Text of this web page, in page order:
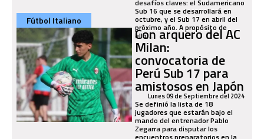
desafíos claves: el Sudamericano
Sub 16 que se desarrollará en
octubre, y el Sub 17 en abril del
próximo año. A propósito de
ello,...
Fútbol Italiano
Con arquero del AC
Milan:
convocatoria de
Perú Sub 17 para
amistosos en Japón
Lunes 09 de Septiembre del 2024
Se definió la lista de 18
jugadores que estarán bajo el
mando del entrenador Pablo
Zegarra para disputar los